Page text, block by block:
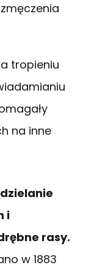
tropieniu
na inne
i
rasy.
w 1883